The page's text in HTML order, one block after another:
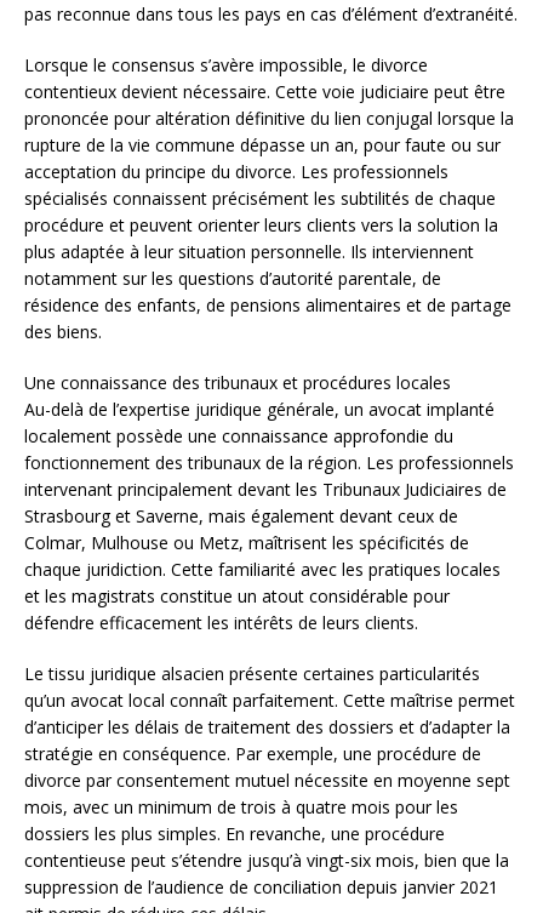
pas reconnue dans tous les pays en cas d’élément d’extranéité.
Lorsque le consensus s’avère impossible, le divorce
contentieux devient nécessaire. Cette voie judiciaire peut être
prononcée pour altération définitive du lien conjugal lorsque la
rupture de la vie commune dépasse un an, pour faute ou sur
acceptation du principe du divorce. Les professionnels
spécialisés connaissent précisément les subtilités de chaque
procédure et peuvent orienter leurs clients vers la solution la
plus adaptée à leur situation personnelle. Ils interviennent
notamment sur les questions d’autorité parentale, de
résidence des enfants, de pensions alimentaires et de partage
des biens.
Une connaissance des tribunaux et procédures locales
Au-delà de l’expertise juridique générale, un avocat implanté
localement possède une connaissance approfondie du
fonctionnement des tribunaux de la région. Les professionnels
intervenant principalement devant les Tribunaux Judiciaires de
Strasbourg et Saverne, mais également devant ceux de
Colmar, Mulhouse ou Metz, maîtrisent les spécificités de
chaque juridiction. Cette familiarité avec les pratiques locales
et les magistrats constitue un atout considérable pour
défendre efficacement les intérêts de leurs clients.
Le tissu juridique alsacien présente certaines particularités
qu’un avocat local connaît parfaitement. Cette maîtrise permet
d’anticiper les délais de traitement des dossiers et d’adapter la
stratégie en conséquence. Par exemple, une procédure de
divorce par consentement mutuel nécessite en moyenne sept
mois, avec un minimum de trois à quatre mois pour les
dossiers les plus simples. En revanche, une procédure
contentieuse peut s’étendre jusqu’à vingt-six mois, bien que la
suppression de l’audience de conciliation depuis janvier 2021